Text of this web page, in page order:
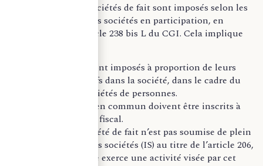
Les bénéfices des sociétés de fait sont imposés selon les
mêmes règles que les sociétés en participation, en
application de l’article 238 bis L du CGI. Cela implique
Les associés sont imposés à proportion de leurs
droits respectifs dans la société, dans le cadre du
régime des sociétés de personnes.
Les biens mis en commun doivent être inscrits à
l’actif du bilan fiscal.
En revanche, la société de fait n’est pas soumise de plein
droit à l’impôt sur les sociétés (IS) au titre de l’article 206,
4 du CGI, sauf si elle exerce une activité visée par cet